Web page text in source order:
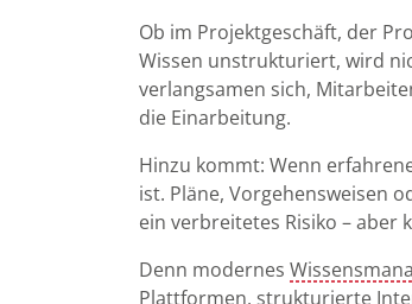
Ob im Projektgeschäft, der
Wissen unstrukturiert, wird
verlangsamen sich,
die Einarbeitung.
Hinzu kommt: Wenn
ist. Pläne, Vorgehensweisen
ein verbreitetes Risiko – aber
Denn modernes
Plattformen, strukturierte